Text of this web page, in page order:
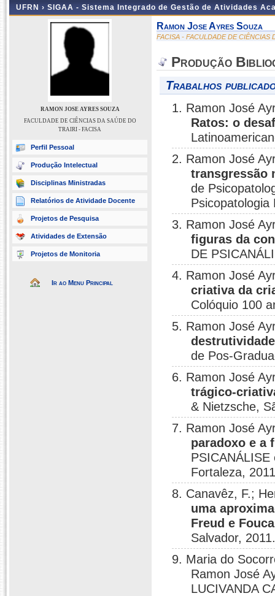
UFRN › SIGAA - Sistema Integrado de Gestão de Atividades
RAMON JOSE AYRES SOUZA
FACULDADE DE CIÊNCIAS DA SAÚDE DO
TRAIRI - FACISA
Perfil Pessoal
Produção Intelectual
Disciplinas Ministradas
Relatórios de Atividade Docente
Projetos de Pesquisa
Atividades de Extensão
Projetos de Monitoria
Ir ao Menu Principal
Ramon Jose Ayres Souza
FACISA - FACULDADE DE CIÊNCIAS
Produção
Trabalhos
1. Ramon José
Ratos: o
2. Ramon José
transgressão
de
3. Ramon José
figuras da
DE
4. Ramon José
criativa da
Colóquio 100
5. Ramon José
de Pos-
6. Ramon José
trágico-
& Nietzsche,
7. Ramon José
paradoxo e a
Fortaleza,
8. Canavêz, F.;
uma
Freud e
Salvador,
9. Maria do
Ramon José
LUCIVANDA